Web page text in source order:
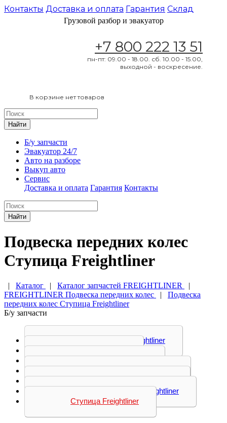
Контакты Доставка и оплата Гарантия Склад
Грузовой разбор и эвакуатор
+7 800 222 13 51
пн-пт: 09.00 - 18.00. сб. 10.00 - 15.00,
выходной - воскресение.
В корзине нет товаров
Найти
Б/у запчасти
Эвакуатор 24/7
Авто на разборе
Выкуп авто
Сервис
Доставка и оплата Гарантия Контакты
Найти
Подвеска передних колес
Ступица Freightliner
| Каталог | Каталог запчастей FREIGHTLINER
|
FREIGHTLINER Подвеска передних колес
| Подвеска
передних колес Ступица Freightliner
Б/у запчасти
Балка передняя Freightliner
Стремянка рессоры Freightliner
Ступица Freightliner